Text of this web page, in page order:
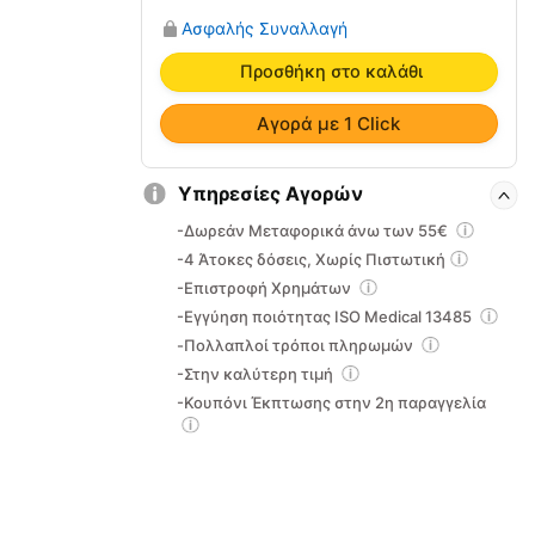
Ακινητοποίησης
Καρπού
10-
2-
070
ποσότητα
Ασφαλής Συναλλαγή
Προσθήκη στο καλάθι
Αγορά με 1 Click
Υπηρεσίες Αγορών
-Δωρεάν Μεταφορικά άνω των 55€
-4 Άτοκες δόσεις, Χωρίς Πιστωτική
-Επιστροφή Χρημάτων
-Εγγύηση ποιότητας ISO Medical 13485
-Πολλαπλοί τρόποι πληρωμών
-Στην καλύτερη τιμή
-Κουπόνι Έκπτωσης στην 2η παραγγελία